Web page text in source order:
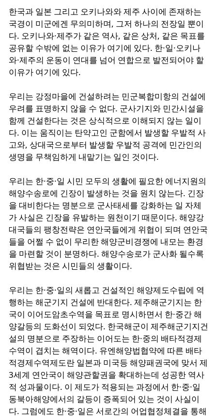
한국과 일본 그리고 오키나와와제주 사이에 존재하는
국경이 미군에겐 무의미하며, 그저 하나의 전장일 뿐이
다. 오키나와·제주가 같은 역사, 같은 상처, 같은 목표를
공유할 수밖에 없는 이유가 여기에 있다. 한·일·오키나
와·제주의 운동이 연대를 넘어 연합으로 발전되어야 할
이유가 여기에 있다.
우리는 강정마을에 건설하려는 민군복합미항의 건설에
우려를 표명하지 않을 수 없다. 군사기지와 민간시설을
함께 건설한다는 것은 상식적으로 이해되지 않는 일이
다. 이는 움직이는 탄약고인 군함에서 발생할 우발적 사
고와, 상대국으로부터 발생할 우발적 공격에 민간인의
생명을 무책임하게 내맡기는 일인 것이다.
우리는 한·중·일 시민 모두의 생활에 필요한 에너지원의
해양수송로에 긴장이 발생하는 것을 원치 않는다. 긴장
을 대비한다는 명분으로 군사태세를 강화하는 일 자체
가사실은 긴장을 유발하는 원천이기 때문이다. 해양강
대국들의 팽창전략은 연안국들에게 위협이 되며 연안국
들을 어쩔 수 없이 무리한해양군비경쟁에 내모는 환경
을 마련할 것이 분명하다. 해양수송로가 군사화 될수록
위협받는 것은 시민들의 생활이다.
우리는 한·중·일의 새롭고 건설적인 해양제도수립에 역
행하는 해군기지 건설에 반대한다. 제주해군기지는 한
국이 이어도암초수역을 목표로 명시하면서 한·중간해
양갈등의 도화선이 되었다. 한국해군이 제주해군기지건
설의 명분으로 주장하는 이어도는 한·중의 배타적경제
수역이 겹치는 해역이다. 유엔해양법협약에 따른 배타
적경제수역제도란 일본과 미국등 해양패권국에 맞서 제
3세계 연안국이 해양관할권을 확대하는데 성공한 역사
적 성과물이다. 이 제도가 적용되는 과정에서 한·중·일
동북아해양에서의 갈등이 증폭되어 있는 것이 사실이
다. 그럼에도 한·중·일은 서로간의 어업협정체결을 통해